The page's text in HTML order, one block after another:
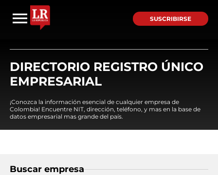
SUSCRIBIRSE
DIRECTORIO REGISTRO ÚNICO
EMPRESARIAL
¡Conozca la información esencial de cualquier empresa de
Colombia! Encuentre NIT, dirección, teléfono, y mas en la base de
datos empresarial mas grande del país.
Buscar empresa